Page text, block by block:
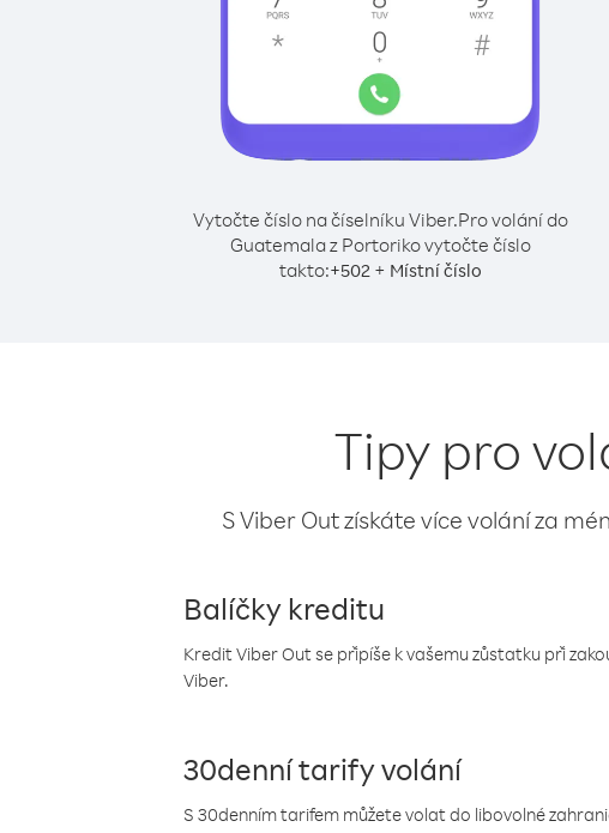
Vytočte číslo na číselníku Viber.Pro volání do
Guatemala z Portoriko vytočte číslo
takto:+502+ Místní číslo
Tipy pro
S Viber Out získáte více volání za
Balíčky kreditu
Kredit Viber Out se připíše k vašemu zůstatku při
Viber.
30denní tarify volání
S 30denním tarifem můžete volat do libovolné